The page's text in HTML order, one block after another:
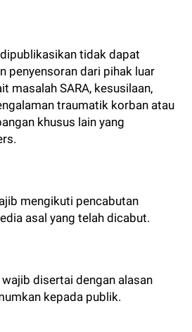
tidak dapat
penyensoran dari pihak luar
masalah SARA, kesusilaan,
traumatik korban atau
khusus lain yang
mengikuti pencabutan
asal yang telah dicabut.
disertai dengan alasan
kepada publik.